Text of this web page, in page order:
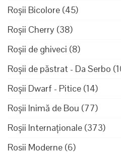
Roșii Bicolore (45)
Roșii Cherry (38)
Roșii de ghiveci (8)
Roșii de păstrat - Da Serbo
Roșii Dwarf - Pitice (14)
Roșii Inimă de Bou (77)
Roșii Internaționale (373)
Rosii Moderne (6)